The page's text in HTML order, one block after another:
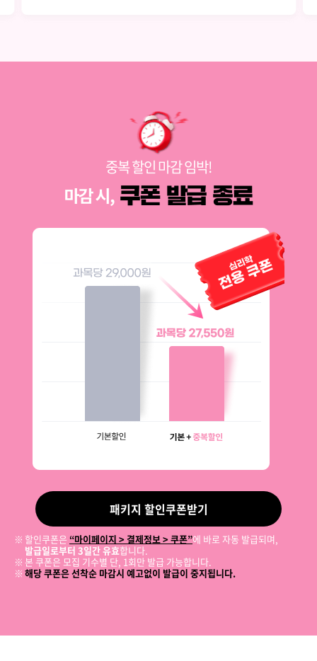
중복 할인 마감 임박!
패키지 할인쿠폰받기
할인쿠폰은 “마이페이지 > 결제정보 > 쿠폰”에 바로 자동 발급되며,
발급일로부터 3일간 유효합니다.
본 쿠폰은 모집 기수별 단, 1회만 발급 가능합니다.
해당 쿠폰은 선착순 마감시 예고없이 발급이 중지됩니다.